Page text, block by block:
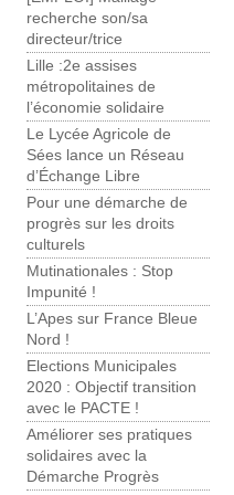
recherche son/sa
directeur/trice
Lille :2e assises
métropolitaines de
l’économie solidaire
Le Lycée Agricole de
Sées lance un Réseau
d’Échange Libre
Pour une démarche de
progrès sur les droits
culturels
Mutinationales : Stop
Impunité !
L’Apes sur France Bleue
Nord !
Elections Municipales
2020 : Objectif transition
avec le PACTE !
Améliorer ses pratiques
solidaires avec la
Démarche Progrès